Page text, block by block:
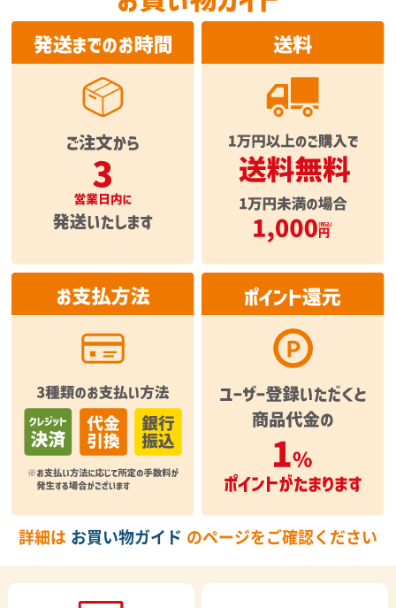
詳細は お買い物ガイド のページをご確認ください